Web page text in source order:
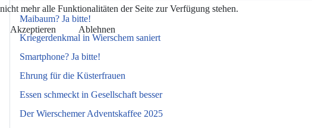
Maibaum? Ja bitte!
Kriegerdenkmal in Wierschem saniert
Smartphone? Ja bitte!
Ehrung für die Küsterfrauen
Essen schmeckt in Gesellschaft besser
Der Wierschemer Adventskaffee 2025
nicht mehr alle Funktionalitäten der Seite zur Verfügung stehen.
Akzeptieren Ablehnen